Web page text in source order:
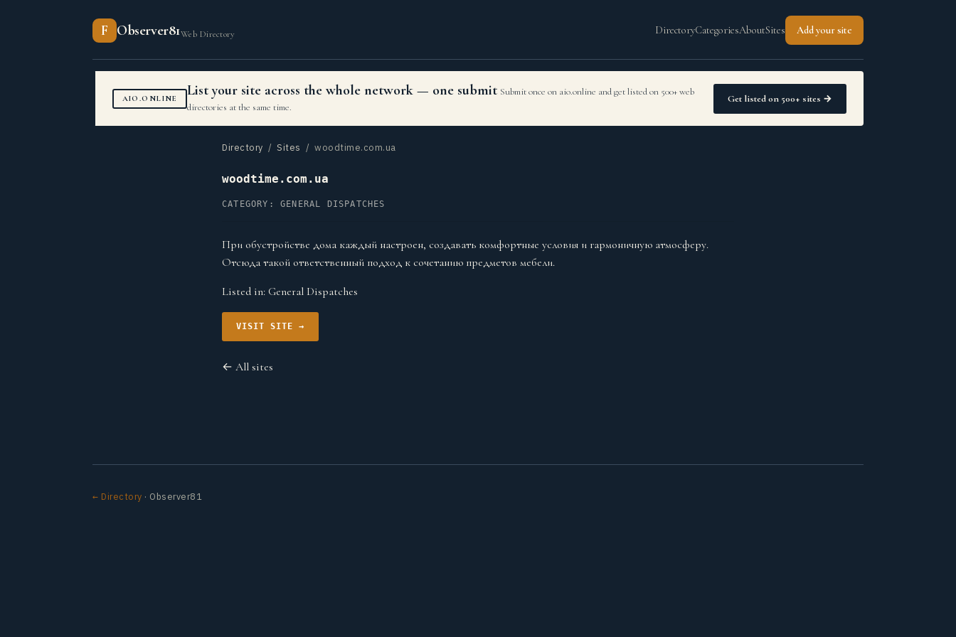
F Observer81Web Directory DirectoryCategoriesAboutSites Add your site
AIO.ONLINE List your site across the whole network — one submit Submit once on aio.online and get listed on 500+ web
directories at the same time.
Get listed on 500+ sites →
Directory / Sites / woodtime.com.ua
woodtime.com.ua
CATEGORY: GENERAL DISPATCHES
При обустройстве дома каждый настроен, создавать комфортные условия и гармоничную атмосферу.
Отсюда такой ответственный подход к сочетанию предметов мебели.
Listed in: General Dispatches
VISIT SITE →
← All sites
← Directory · Observer81